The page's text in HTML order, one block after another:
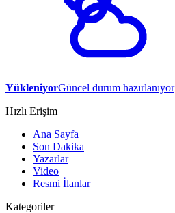
YükleniyorGüncel durum hazırlanıyor
Hızlı Erişim
Ana Sayfa
Son Dakika
Yazarlar
Video
Resmi İlanlar
Kategoriler